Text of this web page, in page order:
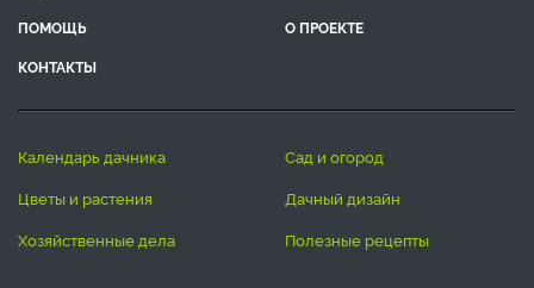
ПОМОЩЬ
О ПРОЕКТЕ
КОНТАКТЫ
календарь дачника
сад и огород
цветы и растения
дачный дизайн
хозяйственные дела
полезные рецепты